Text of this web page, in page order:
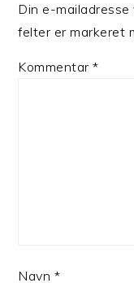
Din e-mailadresse
felter er markeret
Kommentar*
Navn *